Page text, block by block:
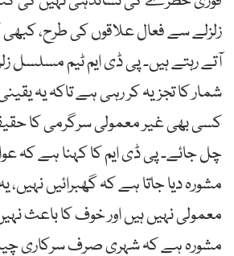
زلزلے سے فعال علاقوں کی طرح،
آتے رہتے ہیں۔ پی ڈی ایم ٹیم مسلسل
شمار کا تجزیہ کر رہی ہے تاکہ یہ
کسی بھی غیر معمولی سرگرمی کا
چل جائے۔ پی ڈی ایم کا کہنا ہے کہ
مشورہ دیا جاتا ہے کہ گھبرائیں
معمولی نہیں ہیں اور خوف کا باعث
مشورہ ہے کہ شہری صرف سرکاری